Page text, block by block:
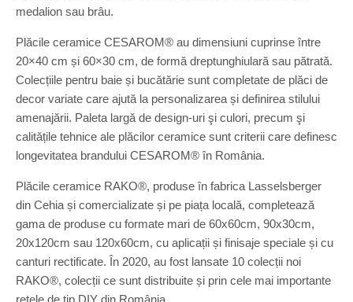
medalion sau brâu.
Plăcile ceramice CESAROM® au dimensiuni cuprinse între
20×40 cm și 60×30 cm, de formă dreptunghiulară sau pătrată.
Colecțiile pentru baie și bucătărie sunt completate de plăci de
decor variate care ajută la personalizarea și definirea stilului
amenajării. Paleta largă de design-uri şi culori, precum şi
calitățile tehnice ale plăcilor ceramice sunt criterii care definesc
longevitatea brandului CESAROM® în România.
Plăcile ceramice RAKO®, produse în fabrica Lasselsberger
din Cehia și comercializate și pe piața locală, completează
gama de produse cu formate mari de 60x60cm, 90x30cm,
20x120cm sau 120x60cm, cu aplicații și finisaje speciale și cu
canturi rectificate. În 2020, au fost lansate 10 colecții noi
RAKO®, colecții ce sunt distribuite și prin cele mai importante
rețele de tip DIY din România.